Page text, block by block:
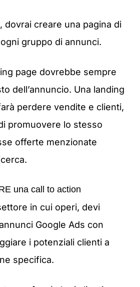
dovrai creare una pagina di
gruppo di annunci.
page dovrebbe sempre
dell’annuncio. Una landing
perdere vendite e clienti,
promuovere lo stesso
offerte menzionate
una call to action
in cui operi, devi
Google Ads con
i potenziali clienti a
specifica.